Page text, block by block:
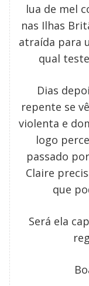
lua de mel
nas Ilhas
atraída para
qual
Dias
repente se
violenta e
logo
passado
Claire
que
Será ela